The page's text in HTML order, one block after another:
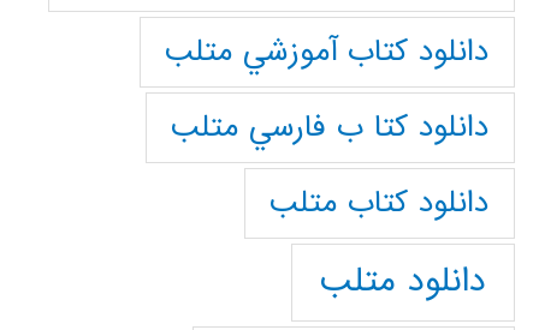
دانلود كتاب آموزشي متلب
دانلود كتا ب فارسي متلب
دانلود كتاب متلب
دانلود متلب